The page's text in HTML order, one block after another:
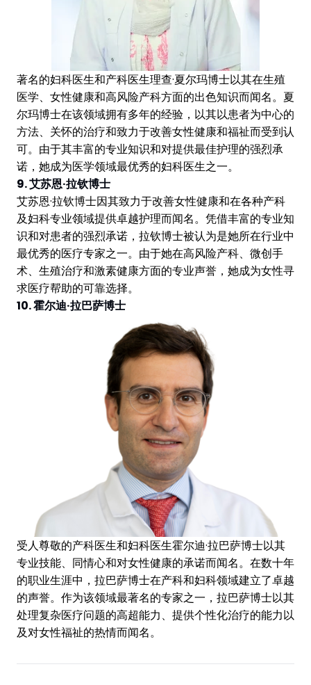
著名的妇科医生和产科医生理查·夏尔玛博士以其在生殖
医学、女性健康和高风险产科方面的出色知识而闻名。夏
尔玛博士在该领域拥有多年的经验，以其以患者为中心的
方法、关怀的治疗和致力于改善女性健康和福祉而受到认
可。由于其丰富的专业知识和对提供最佳护理的强烈承
诺，她成为医学领域最优秀的妇科医生之一。
9. 艾苏恩·拉钦博士
艾苏恩·拉钦博士因其致力于改善女性健康和在各种产科
及妇科专业领域提供卓越护理而闻名。凭借丰富的专业知
识和对患者的强烈承诺，拉钦博士被认为是她所在行业中
最优秀的医疗专家之一。由于她在高风险产科、微创手
术、生殖治疗和激素健康方面的专业声誉，她成为女性寻
求医疗帮助的可靠选择。
10. 霍尔迪·拉巴萨博士
受人尊敬的产科医生和妇科医生霍尔迪·拉巴萨博士以其
专业技能、同情心和对女性健康的承诺而闻名。在数十年
的职业生涯中，拉巴萨博士在产科和妇科领域建立了卓越
的声誉。作为该领域最著名的专家之一，拉巴萨博士以其
处理复杂医疗问题的高超能力、提供个性化治疗的能力以
及对女性福祉的热情而闻名。